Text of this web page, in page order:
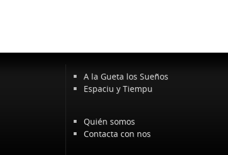
A la Gueta los Sueños
Espaciu y Tiempu
Quién somos
Contacta con nos